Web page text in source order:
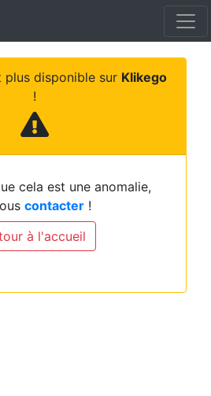
plus disponible sur Klikego
!
cela est une anomalie,
contacter !
à l'accueil